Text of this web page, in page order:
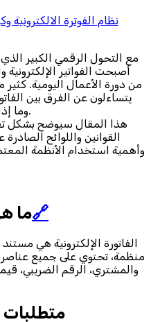
نظام الفوترة
مع التحول الرقمي الكبير
أصبحت الفواتير الإلكترونية
من دورة الأعمال اليومية.
يتساءلون عن الفرق بين
وما إذا كان كل منهما يؤدي نفس الغرض.
هذا المقال سيوضح بشكل
القوانين واللوائح
وأهمية استخدام الأنظمة
ما🔗
الفاتورة الإلكترونية هي
منظمة، تحتوي على جميع عناصر
والمشتري، الرقم الضريبي،
متطلبات